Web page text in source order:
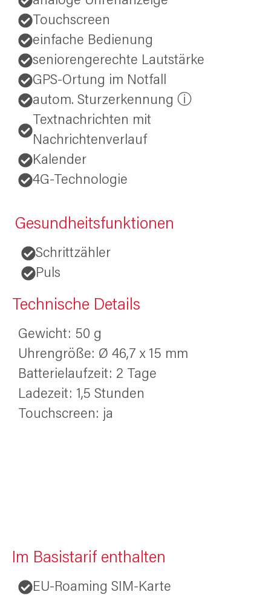
Touchscreen
einfache Bedienung
seniorengerechte Lautstärke
GPS-Ortung im Notfall
autom. Sturzerkennung ⓘ
Textnachrichten mit
Nachrichtenverlauf
Kalender
4G-Technologie
Gesundheitsfunktionen
Schrittzähler
Puls
Technische Details
Gewicht: 50 g
Uhrengröße: Ø 46,7 x 15 mm
Batterielaufzeit: 2 Tage
Ladezeit: 1,5 Stunden
Touchscreen: ja
Im Basistarif enthalten
EU-Roaming SIM-Karte